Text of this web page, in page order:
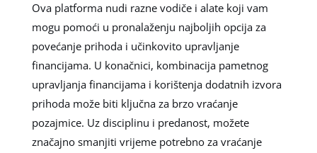
Ova platforma nudi razne vodiče i alate koji vam
mogu pomoći u pronalaženju najboljih opcija za
povećanje prihoda i učinkovito upravljanje
financijama. U konačnici, kombinacija pametnog
upravljanja financijama i korištenja dodatnih izvora
prihoda može biti ključna za brzo vraćanje
pozajmice. Uz disciplinu i predanost, možete
značajno smanjiti vrijeme potrebno za vraćanje